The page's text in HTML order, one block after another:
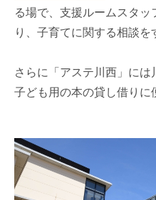
る場で、支援ルームスタ
り、子育てに関する相談を
さらに「アステ川西」には
子ども用の本の貸し借りに